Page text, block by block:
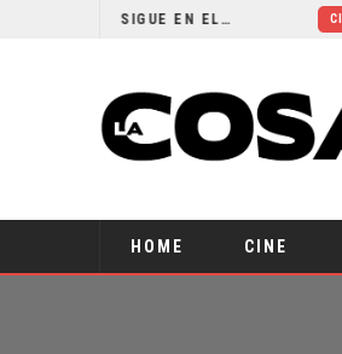
CINE
HOME CINE